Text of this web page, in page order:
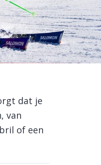
dat je
van
of een